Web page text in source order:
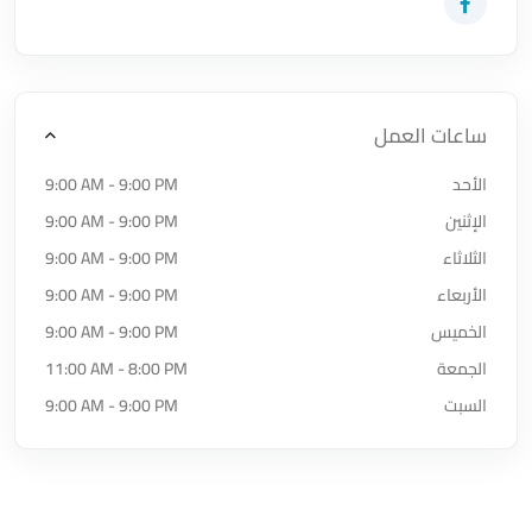
زيارة حساب المتجر على Facebook-f
ساعات العمل
الأحد
9:00 AM - 9:00 PM
الإثنين
9:00 AM - 9:00 PM
الثلاثاء
9:00 AM - 9:00 PM
الأربعاء
9:00 AM - 9:00 PM
الخميس
9:00 AM - 9:00 PM
الجمعة
11:00 AM - 8:00 PM
السبت
9:00 AM - 9:00 PM